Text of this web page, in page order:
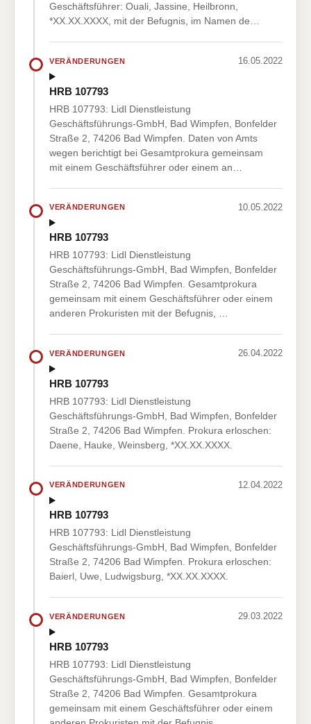
Geschäftsführer: Ouali, Jassine, Heilbronn,
*XX.XX.XXXX, mit der Befugnis, im Namen de…
VERÄNDERUNGEN 16.05.2022
HRB 107793
HRB 107793: Lidl Dienstleistung
Geschäftsführungs-GmbH, Bad Wimpfen, Bonfelder
Straße 2, 74206 Bad Wimpfen. Daten von Amts
wegen berichtigt bei Gesamtprokura gemeinsam
mit einem Geschäftsführer oder einem an…
VERÄNDERUNGEN 10.05.2022
HRB 107793
HRB 107793: Lidl Dienstleistung
Geschäftsführungs-GmbH, Bad Wimpfen, Bonfelder
Straße 2, 74206 Bad Wimpfen. Gesamtprokura
gemeinsam mit einem Geschäftsführer oder einem
anderen Prokuristen mit der Befugnis, …
VERÄNDERUNGEN 26.04.2022
HRB 107793
HRB 107793: Lidl Dienstleistung
Geschäftsführungs-GmbH, Bad Wimpfen, Bonfelder
Straße 2, 74206 Bad Wimpfen. Prokura erloschen:
Daene, Hauke, Weinsberg, *XX.XX.XXXX.
VERÄNDERUNGEN 12.04.2022
HRB 107793
HRB 107793: Lidl Dienstleistung
Geschäftsführungs-GmbH, Bad Wimpfen, Bonfelder
Straße 2, 74206 Bad Wimpfen. Prokura erloschen:
Baierl, Uwe, Ludwigsburg, *XX.XX.XXXX.
VERÄNDERUNGEN 29.03.2022
HRB 107793
HRB 107793: Lidl Dienstleistung
Geschäftsführungs-GmbH, Bad Wimpfen, Bonfelder
Straße 2, 74206 Bad Wimpfen. Gesamtprokura
gemeinsam mit einem Geschäftsführer oder einem